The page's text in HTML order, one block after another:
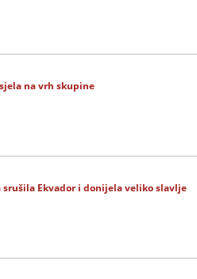
na vrh skupine
Ekvador i donijela veliko slavlje